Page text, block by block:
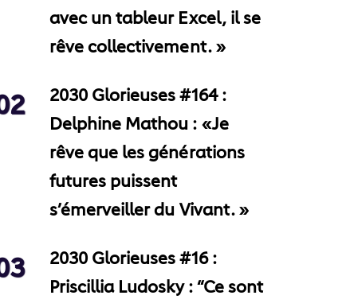
avec un tableur Excel, il se
rêve collectivement. »
2030 Glorieuses #164 :
Delphine Mathou : «Je
rêve que les générations
futures puissent
s’émerveiller du Vivant. »
2030 Glorieuses #16 :
Priscillia Ludosky : “Ce sont